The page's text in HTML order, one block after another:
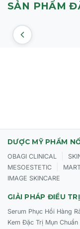
Cách sử
cho đến khi
quả tốt nhất.
SẢN PHẨM
DƯỢC MỸ PHẨM
OBAGI CLINICAL
MESOESTETIC
IMAGE SKINCARE
GIẢI PHÁP ĐIỀU
Serum Phục Hồi Hàng
Kem Đặc Trị Mụn Chuẩn